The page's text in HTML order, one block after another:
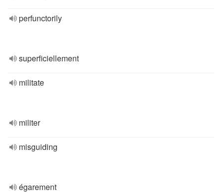
perfunctorily
superficiellement
militate
militer
misguiding
égarement